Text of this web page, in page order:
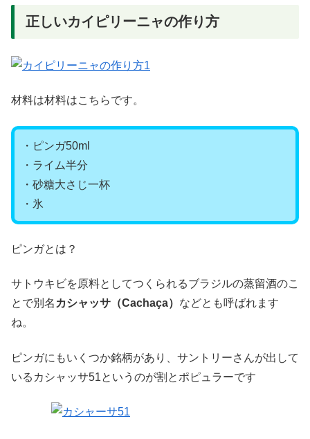
正しいカイピリーニャの作り方
材料は材料はこちらです。
・ピンガ50ml
・ライム半分
・砂糖大さじ一杯
・氷
ピンガとは？
サトウキビを原料としてつくられるブラジルの蒸留酒のこ
とで別名 カシャッサ（Cachaça） などとも呼ばれます
ね。
ピンガにもいくつか銘柄があり、サントリーさんが出して
いるカシャッサ51というのが割とポピュラーです